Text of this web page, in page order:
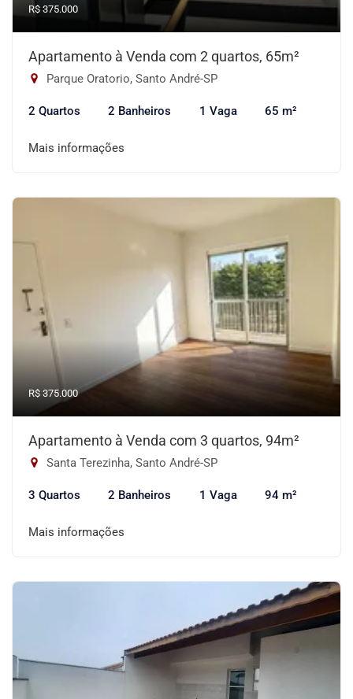
R$ 375.000
Apartamento à Venda com 2 quartos, 65m²
Parque Oratorio, Santo André-SP
2 Quartos 2 Banheiros 1 Vaga 65 m²
Mais informações
R$ 375.000
Apartamento à Venda com 3 quartos, 94m²
Santa Terezinha, Santo André-SP
3 Quartos 2 Banheiros 1 Vaga 94 m²
Mais informações